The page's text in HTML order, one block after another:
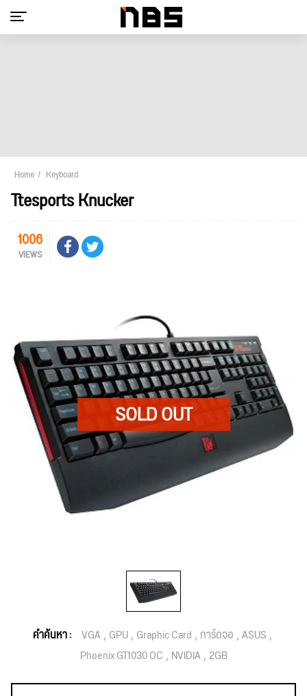
Home Keyboard
Ttesports Knucker
1006
VIEWS
คำค้นหา : VGA GPU Graphic Card การ์ดจอ ASUS
Phoenix GT1030 OC NVIDIA 2GB